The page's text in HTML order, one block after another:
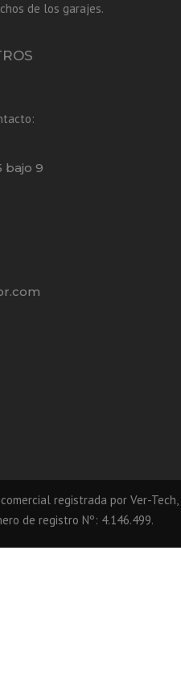
de los garajes.
bajo 9
registrada por Ver-Tech,
de registro Nº: 4.146.499.